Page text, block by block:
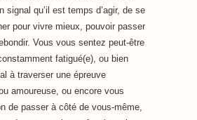
signal qu’il est temps d’agir, de se
pour vivre mieux, pouvoir passer
Vous vous sentez peut-être
fatigué(e), ou bien
à traverser une épreuve
amoureuse, ou encore vous
de passer à côté de vous-même,